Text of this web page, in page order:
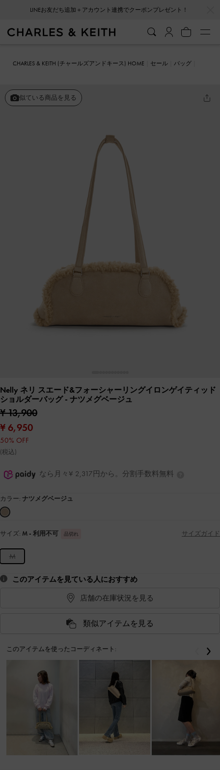
LINEお友だち追加＋アカウント連携でクーポンプレゼント！
CHARLES & KEITH (チャールズアンドキース) HOME セール
バッグ
似ている商品を見る
Nelly ネリ スエード&フォーシャーリングイロンゲイティッド
ショルダーバッグ- ナツメグベージュ
¥ 13,900
¥ 6,950
50% OFF
(税込)
なら月々¥ 2,317円から。分割手数料無料
カラー: ナツメグベージュ
サイズ: M - 利用不可 品切れ サイズガイド
M
このアイテムを見ている人におすすめ
店舗の在庫状況を見る
類似アイテムを見る
このアイテムを使ったコーディネート: 戻る